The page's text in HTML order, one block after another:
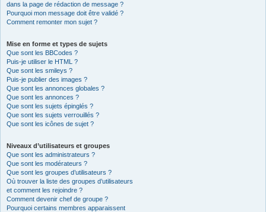
dans la page de rédaction de message ?
Pourquoi mon message doit être validé ?
Comment remonter mon sujet ?
Mise en forme et types de sujets
Que sont les BBCodes ?
Puis-je utiliser le HTML ?
Que sont les smileys ?
Puis-je publier des images ?
Que sont les annonces globales ?
Que sont les annonces ?
Que sont les sujets épinglés ?
Que sont les sujets verrouillés ?
Que sont les icônes de sujet ?
Niveaux d’utilisateurs et groupes
Que sont les administrateurs ?
Que sont les modérateurs ?
Que sont les groupes d’utilisateurs ?
Où trouver la liste des groupes d’utilisateurs
et comment les rejoindre ?
Comment devenir chef de groupe ?
Pourquoi certains membres apparaissent